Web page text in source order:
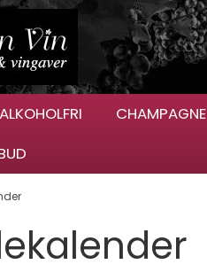
ALKOHOLFRI CHAMPAGNE